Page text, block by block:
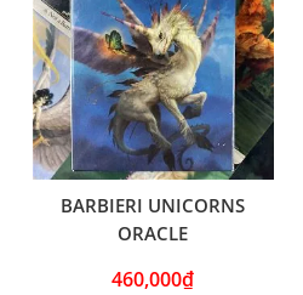
BARBIERI UNICORNS
ORACLE
460,000₫